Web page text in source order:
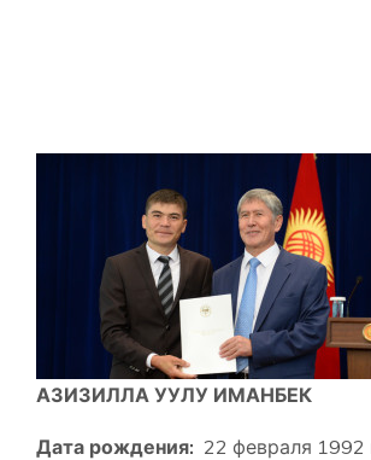
АЗИЗИЛЛА УУЛУ ИМАНБЕК
Дата рождения: 22 февраля 1992